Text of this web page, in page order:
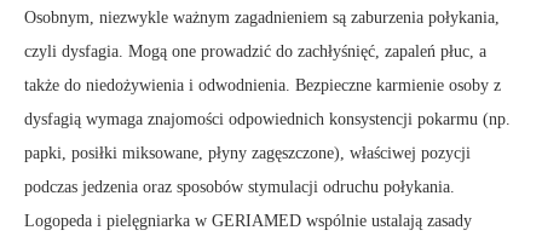
Osobnym, niezwykle ważnym zagadnieniem są zaburzenia połykania,
czyli dysfagia. Mogą one prowadzić do zachłyśnięć, zapaleń płuc, a
także do niedożywienia i odwodnienia. Bezpieczne karmienie osoby z
dysfagią wymaga znajomości odpowiednich konsystencji pokarmu (np.
papki, posiłki miksowane, płyny zagęszczone), właściwej pozycji
podczas jedzenia oraz sposobów stymulacji odruchu połykania.
Logopeda i pielęgniarka w GERIAMED wspólnie ustalają zasady